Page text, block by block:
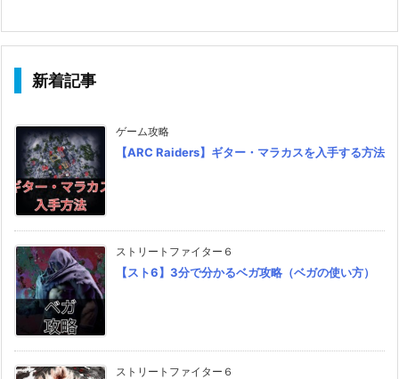
新着記事
ゲーム攻略
【ARC Raiders】ギター・マラカスを入手する方法
ストリートファイター６
【スト6】3分で分かるベガ攻略（ベガの使い方）
ストリートファイター６